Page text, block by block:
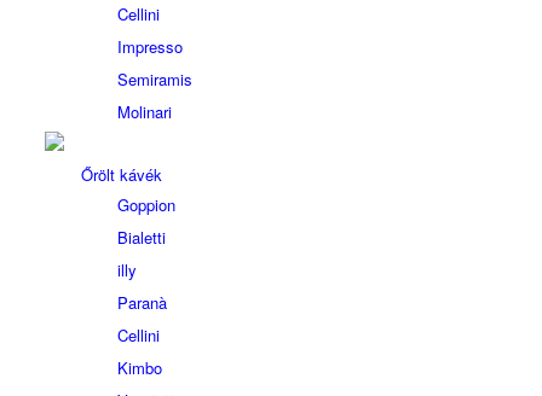
Cellini
Impresso
Semiramis
Molinari
Őrölt kávék
Goppion
Bialetti
illy
Paranà
Cellini
Kimbo